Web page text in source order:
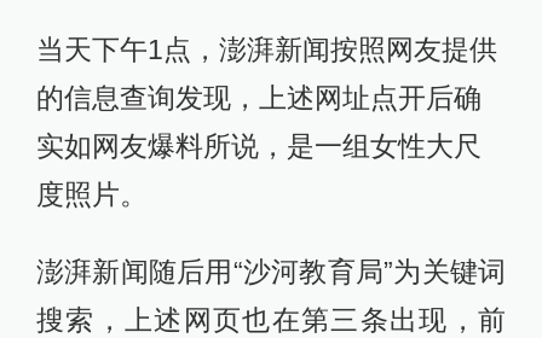
当天下午1点，澎湃新闻按照网友提供
的信息查询发现，上述网址点开后确
实如网友爆料所说，是一组女性大尺
度照片。
澎湃新闻随后用“沙河教育局”为关键词
搜索，上述网页也在第三条出现，前